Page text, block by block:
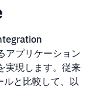
アプリケーション
実現します。従来
ルと比較して、以